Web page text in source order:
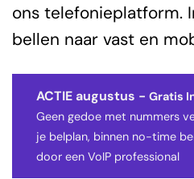
ons telefonieplatform.
bellen naar vast en
ACTIE augustus - Gratis
Geen gedoe met nummers
je belplan, binnen no-time
door een VoIP professional